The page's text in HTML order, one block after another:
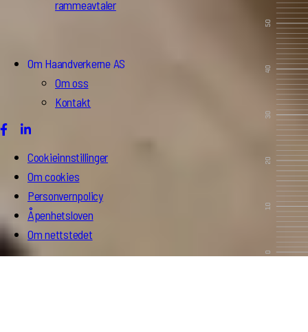
rammeavtaler
Om Haandverkerne AS
Om oss
Kontakt
Cookieinnstillinger
Om cookies
Personvernpolicy
Åpenhetsloven
Om nettstedet